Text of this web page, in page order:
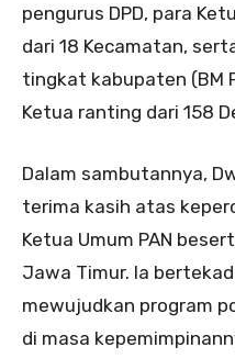
pengurus DPD, para
dari 18 Kecamatan,
tingkat kabupaten (BM
Ketua ranting dari 158
Dalam sambutannya,
terima kasih atas
Ketua Umum PAN
Jawa Timur. Ia
mewujudkan program
di masa